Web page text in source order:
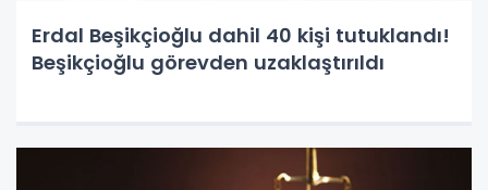
Erdal Beşikçioğlu dahil 40 kişi tutuklandı!
Beşikçioğlu görevden uzaklaştırıldı